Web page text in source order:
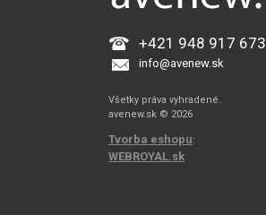
+421 948 917 673
info@avenew.sk
Všetky práva vyhradené.
avenew.sk © 2026
Tvorba eshopu:
WEBROYAL.sk